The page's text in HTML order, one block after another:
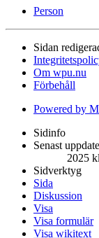
Person
Sidan
Om wpu.nu
Förbehåll
Powered by
Sidinfo
Senast
2025 kl.
Sidverktyg
Sida
Diskussion
Visa
Visa formulär
Visa wikitext